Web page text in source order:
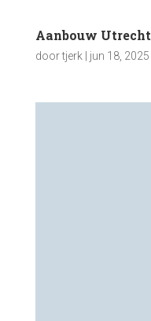
Aanbouw Utrecht
doortjerk| jun 18, 2025